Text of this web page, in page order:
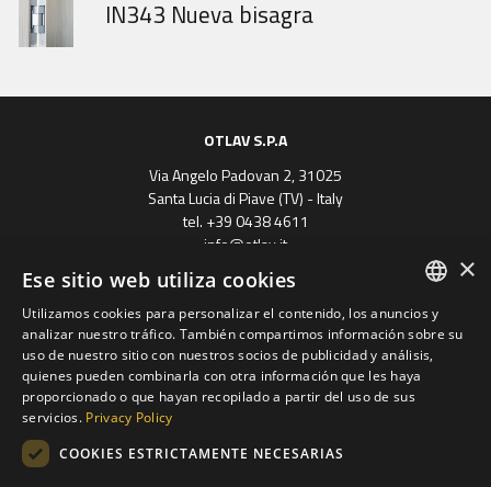
STORIA DELLE...
GOBI MARCH
IN343 Nueva bisagra
OTLAV S.P.A
Via Angelo Padovan 2, 31025
Santa Lucia di Piave (TV) - Italy
tel. +39 0438 4611
info@otlav.it
P.Iva 01171050261
Privacy |Company info
ENGLISH
SPANISH
FRENCH
×
Ese sitio web utiliza cookies
Utilizamos cookies para personalizar el contenido, los anuncios y
analizar nuestro tráfico. También compartimos información sobre su
uso de nuestro sitio con nuestros socios de publicidad y análisis,
quienes pueden combinarla con otra información que les haya
proporcionado o que hayan recopilado a partir del uso de sus
servicios. Privacy Policy
COOKIES ESTRICTAMENTE NECESARIAS